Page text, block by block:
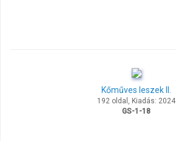
Kőműves leszek II.
192 oldal, Kiadás: 2024
GS-1-18